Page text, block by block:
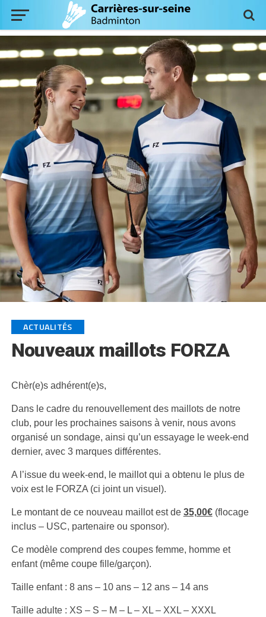
ACTUALITÉS
Nouveaux maillots FORZA
Chèr(e)s adhérent(e)s,
Dans le cadre du renouvellement des maillots de notre
club, pour les prochaines saisons à venir, nous avons
organisé un sondage, ainsi qu’un essayage le week-end
dernier, avec 3 marques différentes.
A l’issue du week-end, le maillot qui a obtenu le plus de
voix est le FORZA (ci joint un visuel).
Le montant de ce nouveau maillot est de 35,00€(flocage
inclus – USC, partenaire ou sponsor).
Ce modèle comprend des coupes femme, homme et
enfant (même coupe fille/garçon).
Taille enfant : 8 ans – 10 ans – 12 ans – 14 ans
Taille adulte : XS – S – M – L – XL – XXL – XXXL